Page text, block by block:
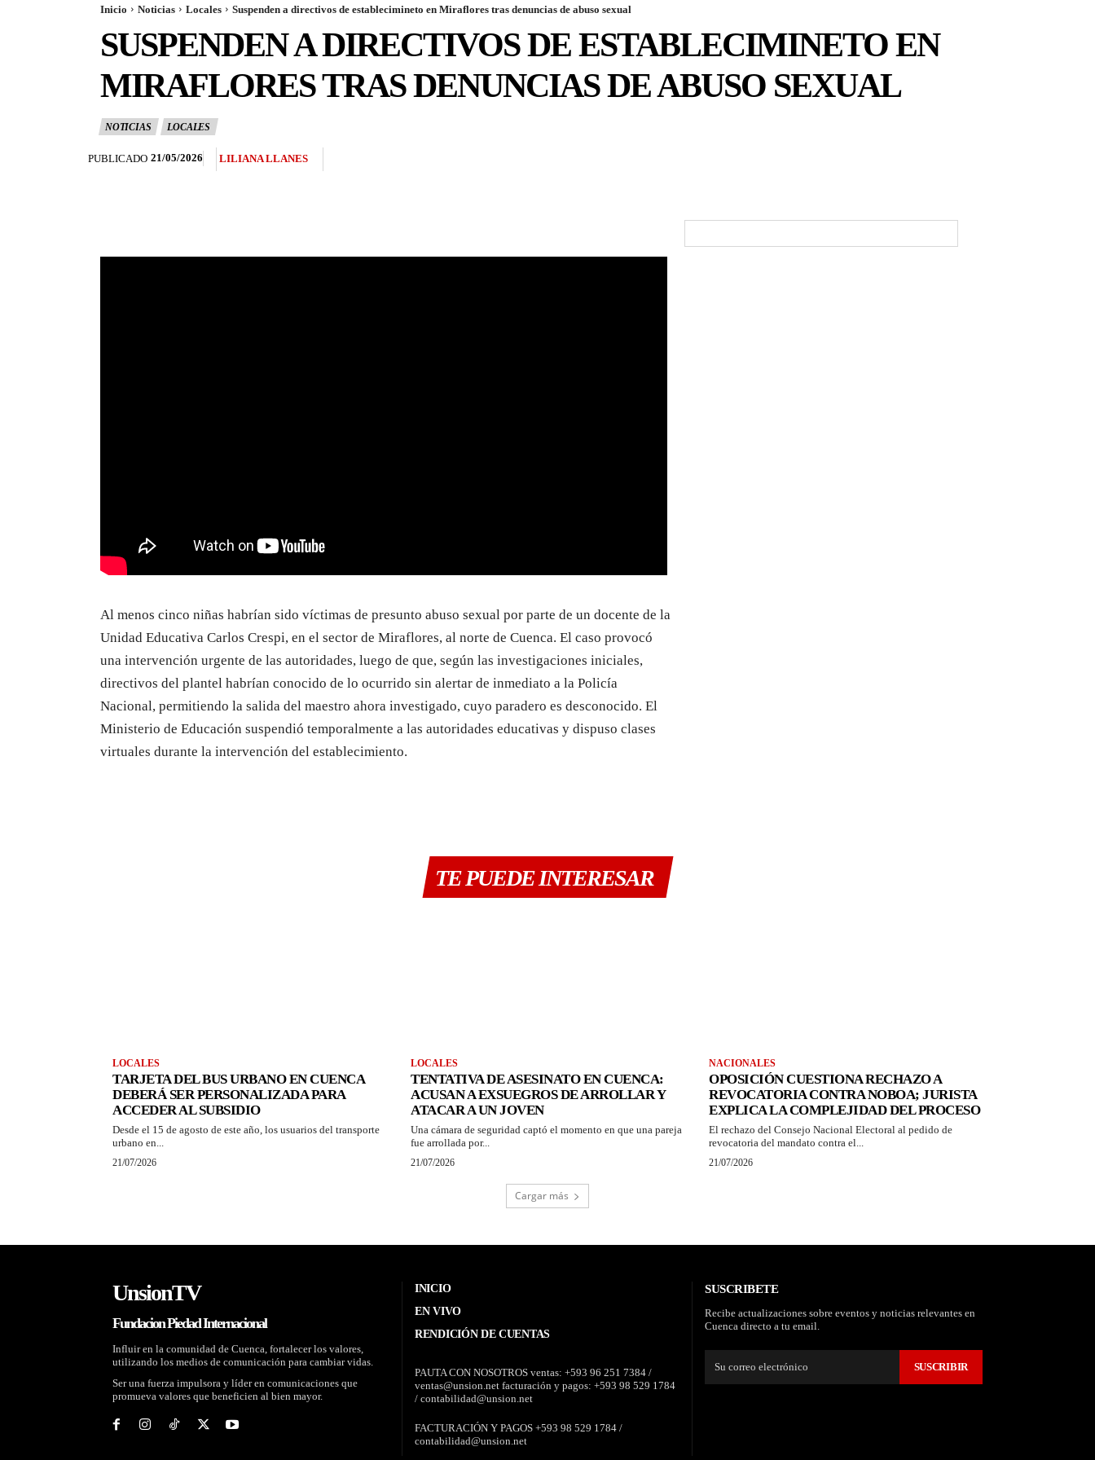
Inicio Noticias Locales Suspenden a directivos de establecimineto en Miraflores tras denuncias de abuso sexual
SUSPENDEN A DIRECTIVOS DE ESTABLECIMINETO EN
MIRAFLORES TRAS DENUNCIAS DE ABUSO SEXUAL
NOTICIAS LOCALES
PUBLICADO 21/05/2026 LILIANA LLANES
Al menos cinco niñas habrían sido víctimas de presunto abuso sexual por parte de un docente de la
Unidad Educativa Carlos Crespi, en el sector de Miraflores, al norte de Cuenca. El caso provocó
una intervención urgente de las autoridades, luego de que, según las investigaciones iniciales,
directivos del plantel habrían conocido de lo ocurrido sin alertar de inmediato a la Policía
Nacional, permitiendo la salida del maestro ahora investigado, cuyo paradero es desconocido. El
Ministerio de Educación suspendió temporalmente a las autoridades educativas y dispuso clases
virtuales durante la intervención del establecimiento.
TE PUEDE INTERESAR
LOCALES
TARJETA DEL BUS URBANO EN CUENCA
DEBERÁ SER PERSONALIZADA PARA
ACCEDER AL SUBSIDIO
Desde el 15 de agosto de este año, los usuarios del transporte
urbano en...
21/07/2026
LOCALES
TENTATIVA DE ASESINATO EN CUENCA:
ACUSAN A EXSUEGROS DE ARROLLAR Y
ATACAR A UN JOVEN
Una cámara de seguridad captó el momento en que una pareja
fue arrollada por...
21/07/2026
NACIONALES
OPOSICIÓN CUESTIONA RECHAZO A
REVOCATORIA CONTRA NOBOA; JURISTA
EXPLICA LA COMPLEJIDAD DEL PROCESO
El rechazo del Consejo Nacional Electoral al pedido de
revocatoria del mandato contra el...
21/07/2026
Cargar más
UnsionTV
Fundacion Piedad Internacional
Influir en la comunidad de Cuenca, fortalecer los valores,
utilizando los medios de comunicación para cambiar vidas.
Ser una fuerza impulsora y líder en comunicaciones que
promueva valores que beneficien al bien mayor.
INICIO
EN VIVO
RENDICIÓN DE CUENTAS
PAUTA CON NOSOTROS ventas: +593 96 251 7384 /
ventas@unsion.net facturación y pagos: +593 98 529 1784
/ contabilidad@unsion.net
FACTURACIÓN Y PAGOS +593 98 529 1784 /
contabilidad@unsion.net
SUSCRIBETE
Recibe actualizaciones sobre eventos y noticias relevantes en
Cuenca directo a tu email.
SUSCRIBIR